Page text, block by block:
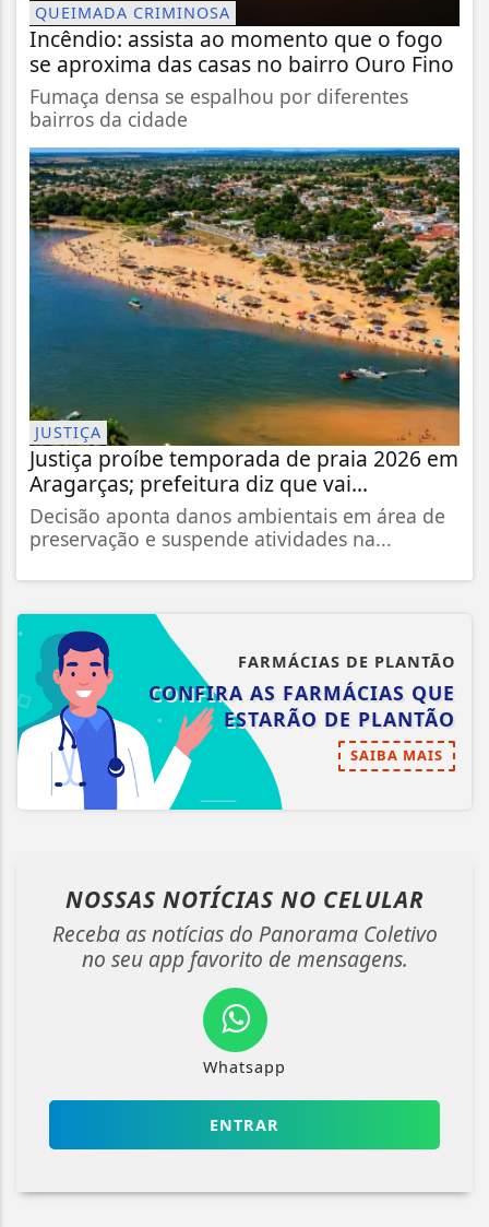
QUEIMADA CRIMINOSA
Incêndio: assista ao momento que o fogo
se aproxima das casas no bairro Ouro Fino
Fumaça densa se espalhou por diferentes
bairros da cidade
JUSTIÇA
Justiça proíbe temporada de praia 2026 em
Aragarças; prefeitura diz que vai...
Decisão aponta danos ambientais em área de
preservação e suspende atividades na...
FARMÁCIAS DE PLANTÃO
CONFIRA AS FARMÁCIAS QUE
ESTARÃO DE PLANTÃO
SAIBA MAIS
NOSSAS NOTÍCIAS NO CELULAR
Receba as notícias do Panorama Coletivo
no seu app favorito de mensagens.
Whatsapp
ENTRAR